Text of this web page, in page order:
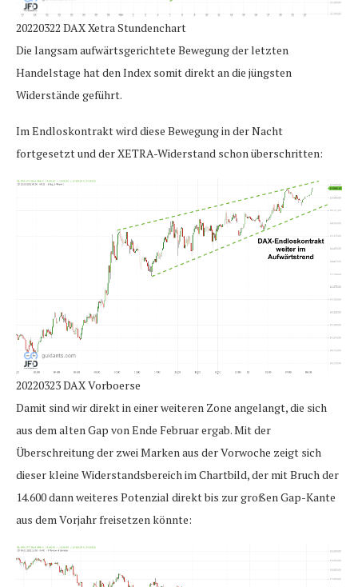
20220322 DAX Xetra Stundenchart
Die langsam aufwärtsgerichtete Bewegung der letzten
Handelstage hat den Index somit direkt an die jüngsten
Widerstände geführt.
Im Endloskontrakt wird diese Bewegung in der Nacht
fortgesetzt und der XETRA-Widerstand schon überschritten:
20220323 DAX Vorboerse
Damit sind wir direkt in einer weiteren Zone angelangt, die sich
aus dem alten Gap von Ende Februar ergab. Mit der
Überschreitung der zwei Marken aus der Vorwoche zeigt sich
dieser kleine Widerstandsbereich im Chartbild, der mit Bruch der
14.600 dann weiteres Potenzial direkt bis zur großen Gap-Kante
aus dem Vorjahr freisetzen könnte: